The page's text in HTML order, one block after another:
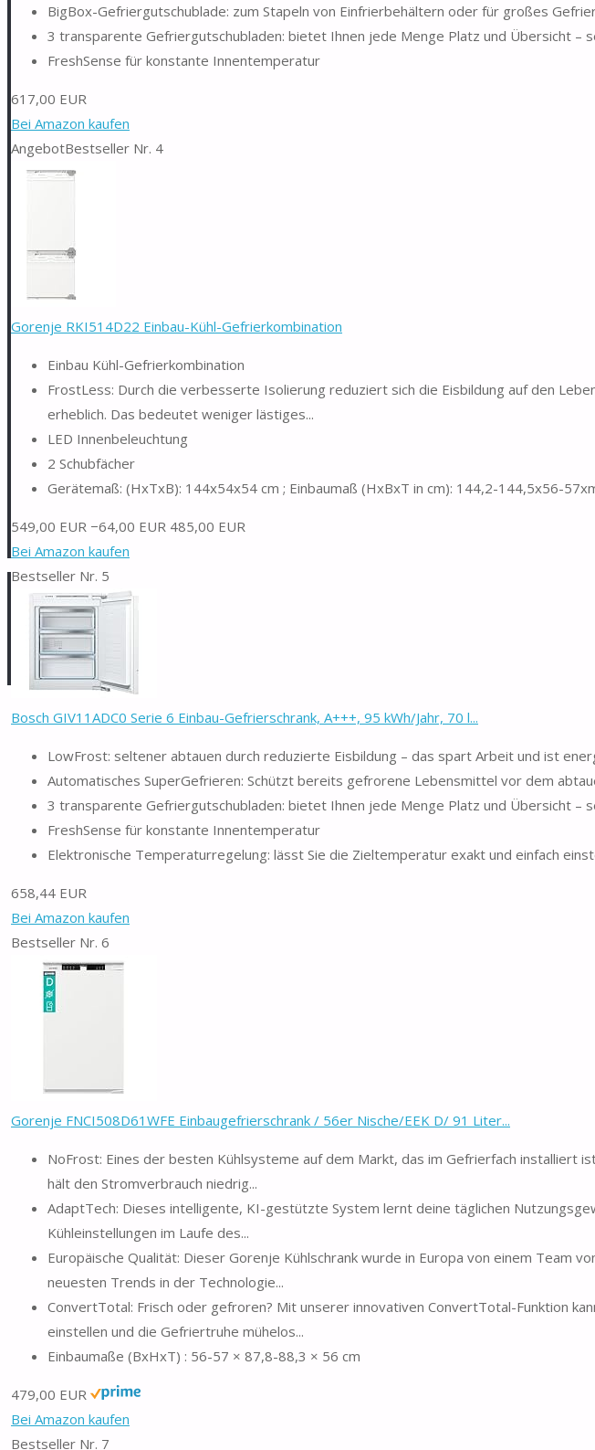
BigBox-Gefriergutschublade: zum Stapeln von Einfrierbehältern oder für großes
3 transparente Gefriergutschubladen: bietet Ihnen jede Menge Platz und Übersicht –
FreshSense für konstante Innentemperatur
617,00 EUR
Bei Amazon kaufen
AngebotBestseller Nr. 4
Gorenje RKI514D22 Einbau-Kühl-Gefrierkombination
Einbau Kühl-Gefrierkombination
FrostLess: Durch die verbesserte Isolierung reduziert sich die Eisbildung auf den
erheblich. Das bedeutet weniger lästiges...
LED Innenbeleuchtung
2 Schubfächer
Gerätemaß: (HxTxB): 144x54x54 cm ; Einbaumaß (HxBxT in cm): 144,2-144,5x56-
549,00 EUR −64,00 EUR 485,00 EUR
Bei Amazon kaufen
Bestseller Nr. 5
Bosch GIV11ADC0 Serie 6 Einbau-Gefrierschrank, A+++, 95 kWh/Jahr, 70 l...
LowFrost: seltener abtauen durch reduzierte Eisbildung – das spart Arbeit und ist
Automatisches SuperGefrieren: Schützt bereits gefrorene Lebensmittel vor dem
3 transparente Gefriergutschubladen: bietet Ihnen jede Menge Platz und Übersicht –
FreshSense für konstante Innentemperatur
Elektronische Temperaturregelung: lässt Sie die Zieltemperatur exakt und einfach
658,44 EUR
Bei Amazon kaufen
Bestseller Nr. 6
Gorenje FNCI508D61WFE Einbaugefrierschrank / 56er Nische/EEK D/ 91 Liter...
NoFrost: Eines der besten Kühlsysteme auf dem Markt, das im Gefrierfach installiert
hält den Stromverbrauch niedrig...
AdaptTech: Dieses intelligente, KI-gestützte System lernt deine täglichen
Kühleinstellungen im Laufe des...
Europäische Qualität: Dieser Gorenje Kühlschrank wurde in Europa von einem Team
neuesten Trends in der Technologie...
ConvertTotal: Frisch oder gefroren? Mit unserer innovativen ConvertTotal-Funktion
einstellen und die Gefriertruhe mühelos...
Einbaumaße (BxHxT) : 56-57 × 87,8-88,3 × 56 cm
479,00 EUR
Bei Amazon kaufen
Bestseller Nr. 7